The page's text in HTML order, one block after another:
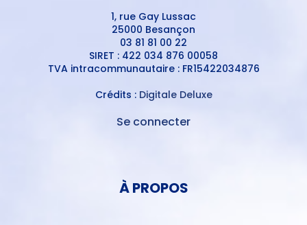
1, rue Gay Lussac
25000 Besançon
03 81 81 00 22
SIRET : 422 034 876 00058
TVA intracommunautaire : FR15422034876
Crédits : Digitale Deluxe
Se connecter
À PROPOS